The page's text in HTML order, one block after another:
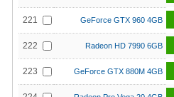
221 GeForce GTX 960 4GB
222 Radeon HD 7990 6GB
223 GeForce GTX 880M 4GB